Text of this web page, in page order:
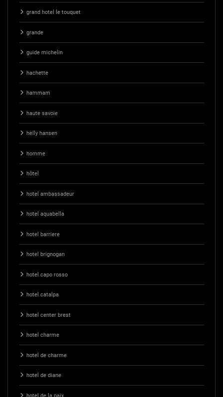
grand hotel le touquet
grande
guide michelin
hachette
hammam
haute savoie
helly hansen
homme
hôtel
hotel ambassadeur
hotel aquabella
hotel barriere
hotel brignogan
hotel capo rosso
hotel catalpa
hotel center brest
hotel charme
hotel de charme
hotel de diane
hotel de la paix